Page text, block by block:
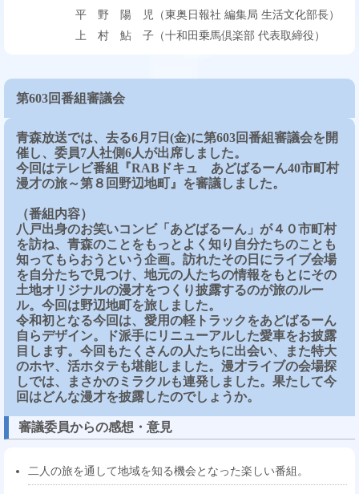
平 野 陽 児（東奥日報社 編集局 生活文化部長）
上 村 鮎 子（十和田乗馬倶楽部 代表取締役）
第603回番組審議会
青森放送では、去る6月7日(金)に第603回番組審議会を開
催し、委員7人社側6人が出席しました。
今回はテレビ番組『RABドキュ あどばるーん40市町村
漫才の旅～第８回野辺地町』を審議しました。
（番組内容）
八戸出身のお笑いコンビ「あどばるーん」が４０市町村
を訪ね、青森のことをもっとよく知り自分たちのことも
知ってもらおうという企画。訪れたその日にライブ会場
を自分たちで見つけ、地元の人たちの情報をもとにその
土地オリジナルの漫才をつくり披露するのが旅のルー
ル。今回は野辺地町を旅しました。
令和初となる今回は、愛用の軽トラックをあどばるーん
自らデザイン。ド派手にリニューアルした愛車をお披露
目します。今回もたくさんの人たちに出会い、また特大
のホヤ、活ホタテも堪能しました。漫才ライブの会場探
しでは、まさかのミラクルも連発しました。果たして今
回はどんな漫才を披露したのでしょうか。
審議委員からの感想・意見
二人の旅を通して地域を知る機会となった楽しい番組。